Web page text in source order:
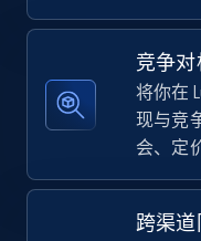
TikTok Shop -
URL, Title,
price, Final price,
竞争对
将你在
现与竞
会、定
跨渠道